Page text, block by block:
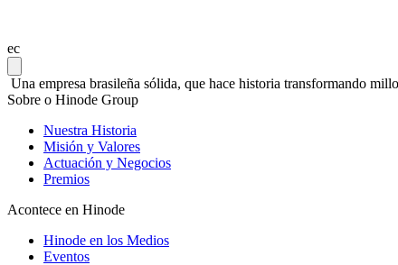
ec
Una empresa brasileña sólida, que hace historia transformando
Sobre o Hinode Group
Nuestra Historia
Misión y Valores
Actuación y Negocios
Premios
Acontece en Hinode
Hinode en los Medios
Eventos